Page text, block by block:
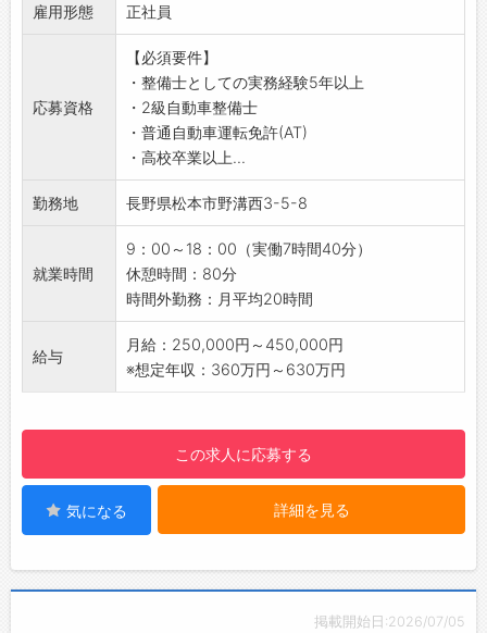
おり、退職金制度ありで将来も安心です。
と高水準！
◆日祝休みでプライベートと両立しやすい大型
ディーラー！
・週休2日制（日曜・祝日・第2・第4土曜日）
を採用。
・夏季休暇、年末年始休暇などの長期休暇あ
・有給休暇は1時間単位で取得可能で、取得しや
すい雰囲気です。
・交替休制度あり。月1～2日、希望日にお休み
できます♪
・家族や友人との予定も立てやすく、プライベ
ートも充実◎
【やりがい】
ラを支える欠かせない存在です。
・「自分の仕事が社会を動かしている」という
実感を持って働けます。
・単なる修理ではなく、事故を未然に防ぎ、
・「誰かの役に立ちたい」「社会に貢献した
い」という想いを仕事にできる環境です。
・人とモノの移動を支え、豊かで住みよい未来
エンジンやトランスミッションの分解点検・修
理作業）
・地元の自動車屋さんとして、メーカーを問わ
ず整備・点検を行います。
・又、電装用品の取り付け、新車架装など、幅
広く経験を生かしていただけます。
【ポイント】
・5年以上の経験者の募集です◎
・整備の経験等が活かせます♪
【企業概要】
・同社は1999年の創業以来、新車及び中古車の
販売を中心に事業展開を進めております。
・自動車は一人一台、皆様の生活に欠かせない
・そのため、ニーズの変化にも柔軟に対応でき
るよう、今まで以上にお客様に寄り添った迅速
で的確なサービスを提供し、お客様に心から満
足していただくことを目標にし、一歩一歩着実
【会社の特徴】
・新鋭の社内設備で国内外全メーカー、全車種
雇用形態 正社員
応募資格
【必須要件】
・整備士としての実務経験5年以上
・2級自動車整備士
・普通自動車運転免許(AT)
・高校卒業以上...
勤務地 長野県松本市野溝西3-5-8
就業時間
9：00～18：00（実働7時間40分）
休憩時間：80分
時間外勤務：月平均20時間
給与
月給：250,000円～450,000円
※想定年収：360万円～630万円
この求人に応募する
気になる 詳細を見る
掲載開始日:2026/07/05